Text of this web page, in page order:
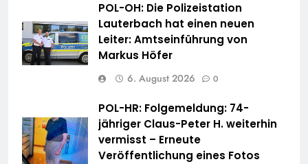
POL-OH: Die Polizeistation
Lauterbach hat einen neuen
Leiter: Amtseinführung von
Markus Höfer
6. August 2026 0
POL-HR: Folgemeldung: 74-
jähriger Claus-Peter H. weiterhin
vermisst – Erneute
Veröffentlichung eines Fotos